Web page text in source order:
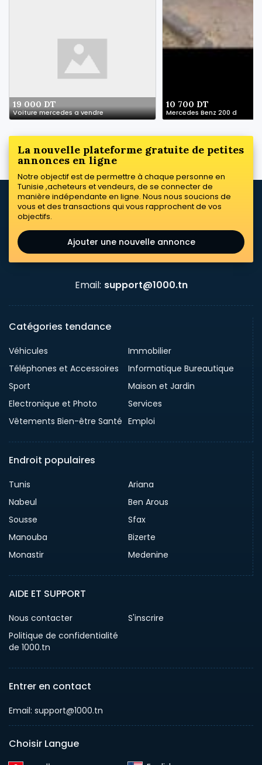
19 000 DT
Voiture mercedes a vendre
10 700 DT
Mercedes Benz 200 d
La nouvelle plateforme gratuite de petites
annonces en ligne
Notre objectif est de permettre à chaque personne en
Tunisie ,acheteurs et vendeurs, de se connecter de
manière indépendante en ligne. Nous nous soucions de
vous et des transactions qui vous rapprochent de vos
objectifs.
Ajouter une nouvelle annonce
Email: support@1000.tn
Catégories tendance
Véhicules
Immobilier
Téléphones et Accessoires
Informatique Bureautique
Sport
Maison et Jardin
Electronique et Photo
Services
Vêtements Bien-être Santé Emploi
Endroit populaires
Tunis
Ariana
Nabeul
Ben Arous
Sousse
Sfax
Manouba
Bizerte
Monastir
Medenine
AIDE ET SUPPORT
Nous contacter
S'inscrire
Politique de confidentialité
de 1000.tn
Entrer en contact
Email: support@1000.tn
Choisir Langue